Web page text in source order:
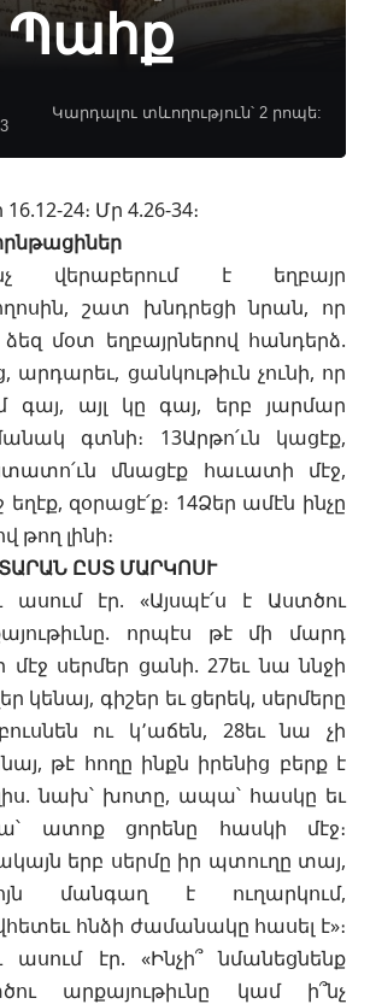
Պահք
Կարդալու տևողություն՝ 2 րոպե:
24։ Մր 4.26-34։
վերաբերում է եղբայր
շատ խնդրեցի նրան, որ
մօտ եղբայրներով հանդերձ.
արդարեւ, ցանկութիւն չունի, որ
գայ, այլ կը գայ, երբ յարմար
գտնի։ 13Արթո՛ւն կացէք,
մնացէք հաւատի մէջ,
եղէք, զօրացէ՛ք։ 14Ձեր ամէն ինչը
թող լինի։
ԸՍՏ ՄԱՐԿՈՍՒ
ասում էր. «Այսպէ՛ս է Աստծու
որպէս թէ մի մարդ
մէջ սերմեր ցանի. 27եւ նա ննջի
կենայ, գիշեր եւ ցերեկ, սերմերը
ու կ՚աճեն, 28եւ նա չի
թէ հողը ինքն իրենից բերք է
նախ՝ խոտը, ապա՝ հասկը եւ
ատոք ցորենը հասկի մէջ։
երբ սերմը իր պտուղը տայ,
մանգաղ է ուղարկում,
հնձի ժամանակը հասել է»։
ասում էր. «Ինչի՞ նմանեցնենք
արքայութիւնը կամ ի՞նչ